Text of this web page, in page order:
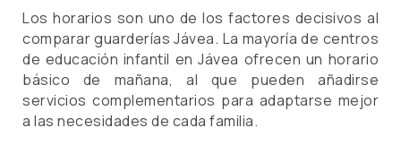
Los horarios son uno de los factores decisivos al
comparar guarderías Jávea. La mayoría de centros
de educación infantil en Jávea ofrecen un horario
básico de mañana, al que pueden añadirse
servicios complementarios para adaptarse mejor
a las necesidades de cada familia.